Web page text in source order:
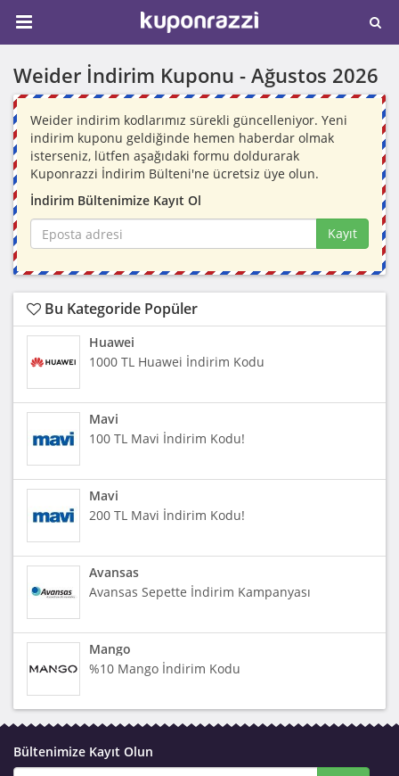
Weider İndirim Kuponu - Ağustos 2026
Weider indirim kodlarımız sürekli güncelleniyor. Yeni
indirim kuponu geldiğinde hemen haberdar olmak
isterseniz, lütfen aşağıdaki formu doldurarak
Kuponrazzi İndirim Bülteni'ne ücretsiz üye olun.
İndirim Bültenimize Kayıt Ol
Kayıt
Bu Kategoride Popüler
Huawei
1000 TL Huawei İndirim Kodu
Mavi
100 TL Mavi İndirim Kodu!
Mavi
200 TL Mavi İndirim Kodu!
Avansas
Avansas Sepette İndirim Kampanyası
Mango
%10 Mango İndirim Kodu
Bültenimize Kayıt Olun